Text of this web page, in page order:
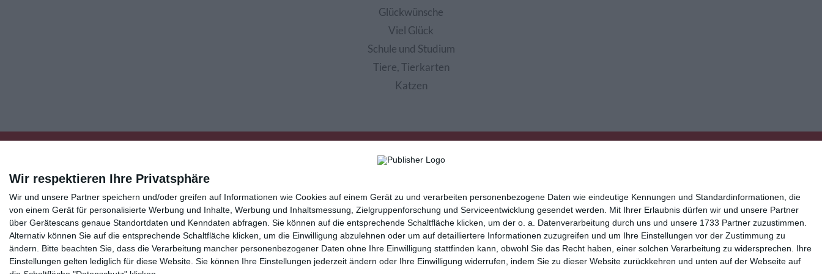
Wir respektieren Ihre Privatsphäre
Wir und unsere Partner speichern und/oder greifen auf Informationen wie Cookies auf einem Gerät zu und verarbeiten personenbezogene Daten wie eindeutige Kennungen und Standardinformationen, die
von einem Gerät für personalisierte Werbung und Inhalte, Werbung und Inhaltsmessung, Zielgruppenforschung und Serviceentwicklung gesendet werden.
Mit Ihrer Erlaubnis dürfen wir und unsere Partner
über Gerätescans genaue Standortdaten und Kenndaten abfragen. Sie können auf die entsprechende Schaltfläche klicken, um der o. a. Datenverarbeitung durch uns und unsere 1733 Partner zuzustimmen.
Alternativ können Sie auf die entsprechende Schaltfläche klicken, um die Einwilligung abzulehnen oder um auf detailliertere Informationen zuzugreifen und um Ihre Einstellungen vor der Zustimmung zu
ändern.
Bitte beachten Sie, dass die Verarbeitung mancher personenbezogener Daten ohne Ihre Einwilligung stattfinden kann, obwohl Sie das Recht haben, einer solchen Verarbeitung zu widersprechen. Ihre
Einstellungen gelten lediglich für diese Website. Sie können Ihre Einstellungen jederzeit ändern oder Ihre Einwilligung widerrufen, indem Sie zu dieser Website zurückkehren und unten auf der Webseite auf
Glückwünsche
Viel Glück
Schule und Studium
Tiere, Tierkarten
Katzen
Kisseo©
Entdecken Sie auch: Ereignis-Kalender Kisseo Newsletter Hilfe / FAQ Nutzungsbedingungen Impressum
Kisseo auf Facebook
Unsere Grußkarten auf anderen Sprachen:
free ecards cartes de voeux tarjetas virtuales
cartoline di auguri